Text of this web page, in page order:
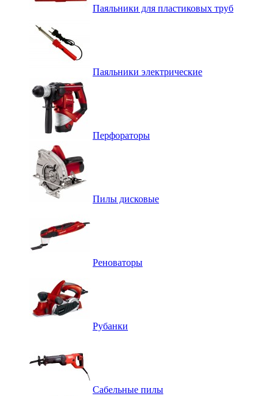
Паяльники для пластиковых труб
Паяльники электрические
Перфораторы
Пилы дисковые
Реноваторы
Рубанки
Сабельные пилы